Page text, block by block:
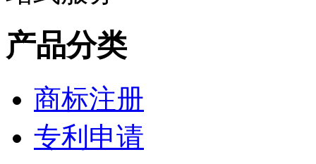
产品分类
商标注册
专利申请